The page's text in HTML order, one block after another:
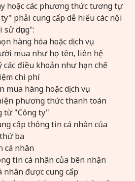
hoặc các phương thức tương tự
phải cung cấp dễ hiểu các nội
dụng":
hàng hóa hoặc dịch vụ
mua như họ tên, liên hệ
các điều khoản như hạn chế
chi phí
mua hàng hoặc dịch vụ
phương thức thanh toán
từ "Công ty"
cấp thông tin cá nhân của
ba
cá nhân
tin cá nhân của bên nhận
nhân được cung cấp